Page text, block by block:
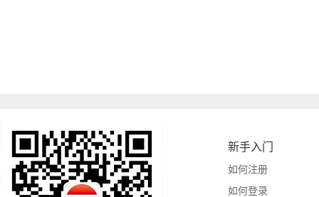
新手入门
如何注册
如何登录